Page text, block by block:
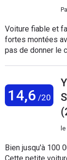
moins de ses
Voiture fiable et
fortes montées
pas de donner le
bébé qui ne
grande) et le
14,6 /20
le
Bien jusqu'à 100